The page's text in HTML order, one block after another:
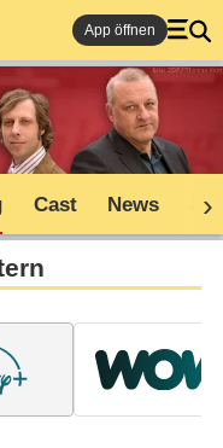
App öffnen
Cast News